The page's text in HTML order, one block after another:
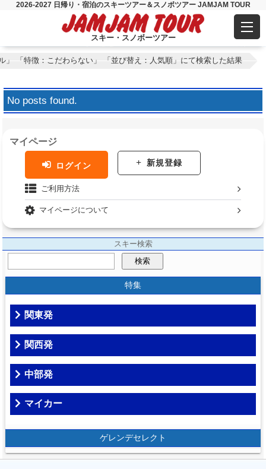
2026-2027 日帰り・宿泊のスキーツアー＆スノボツアー JAMJAM TOUR
スキー・スノボーツアー
「特徴：こだわらない」 「並び替え：人気順」にて検索した結果
No posts found.
マイページ
ログイン 新規登録
ご利用方法
マイページについて
スキー検索
検索
特集
関東発
関西発
中部発
マイカー
ゲレンデセレクト